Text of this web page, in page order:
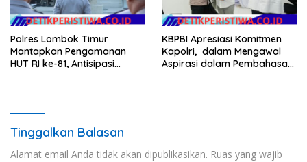
Polres Lombok Timur
Mantapkan Pengamanan
HUT RI ke-81, Antisipasi
KBPBI Apresiasi Komitmen
Kapolri, dalam Mengawal
Aspirasi dalam Pembahasan
Tinggalkan Balasan
Alamat email Anda tidak akan dipublikasikan. Ruas yang wajib